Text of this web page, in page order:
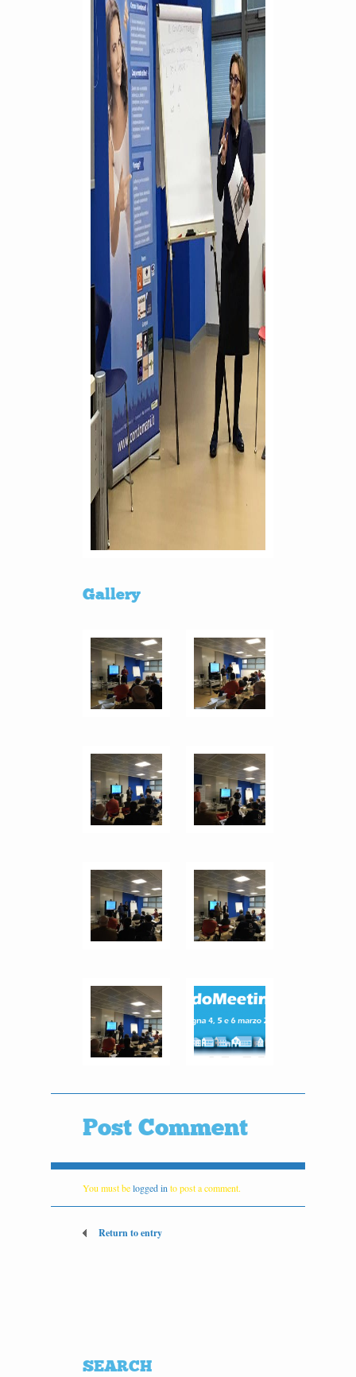
Gallery
Post Comment
You must belogged in to post a comment.
Return to entry
SEARCH